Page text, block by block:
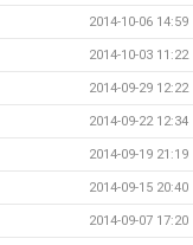
2014-10-06 14:59
2014-10-03 11:22
2014-09-29 12:22
2014-09-22 12:34
2014-09-19 21:19
2014-09-15 20:40
2014-09-07 17:20